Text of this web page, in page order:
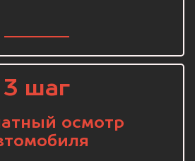
3 шаг
осмотр